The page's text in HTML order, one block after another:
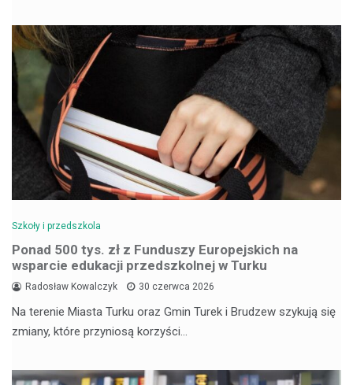
Szkoły i przedszkola
Ponad 500 tys. zł z Funduszy Europejskich na
wsparcie edukacji przedszkolnej w Turku
Radosław Kowalczyk 30 czerwca 2026
Na terenie Miasta Turku oraz Gmin Turek i Brudzew szykują się
zmiany, które przyniosą korzyści…